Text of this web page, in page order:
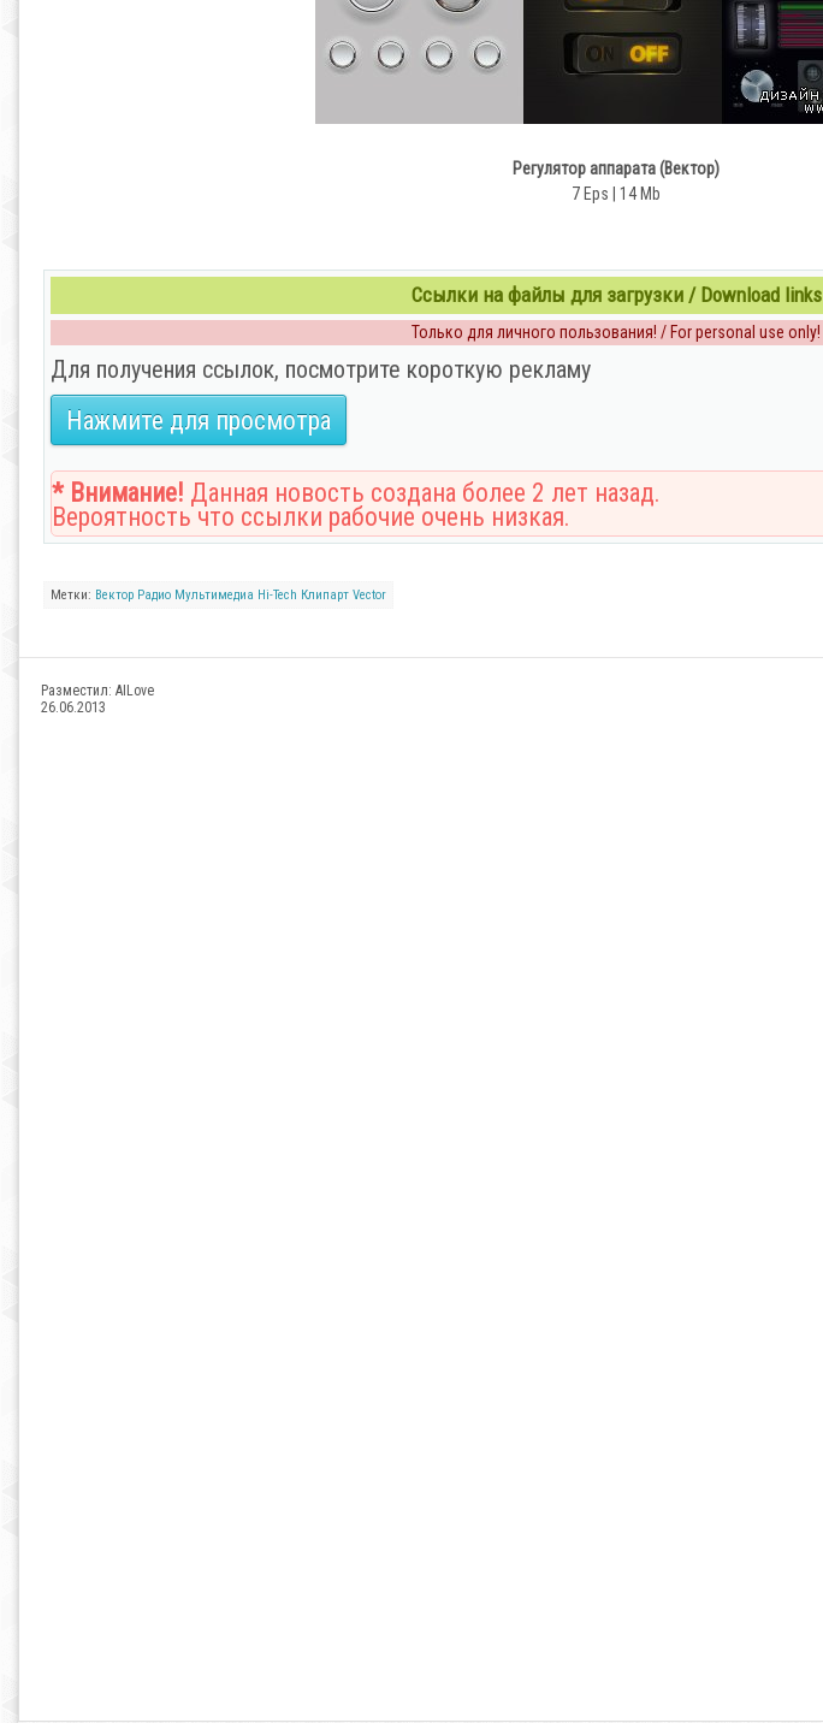
Регулятор аппарата (Вектор)
7 Eps | 14 Mb
Ссылки на файлы для загрузки / Download links
Только для личного пользования! / For personal use only!
Для получения ссылок, посмотрите короткую рекламу
Нажмите для просмотра
* Внимание! Данная новость создана более 2 лет назад.
Вероятность что ссылки рабочие очень низкая.
Метки: Вектор Радио Мультимедиа Hi-Tech Клипарт Vector
Разместил: AILove
26.06.2013